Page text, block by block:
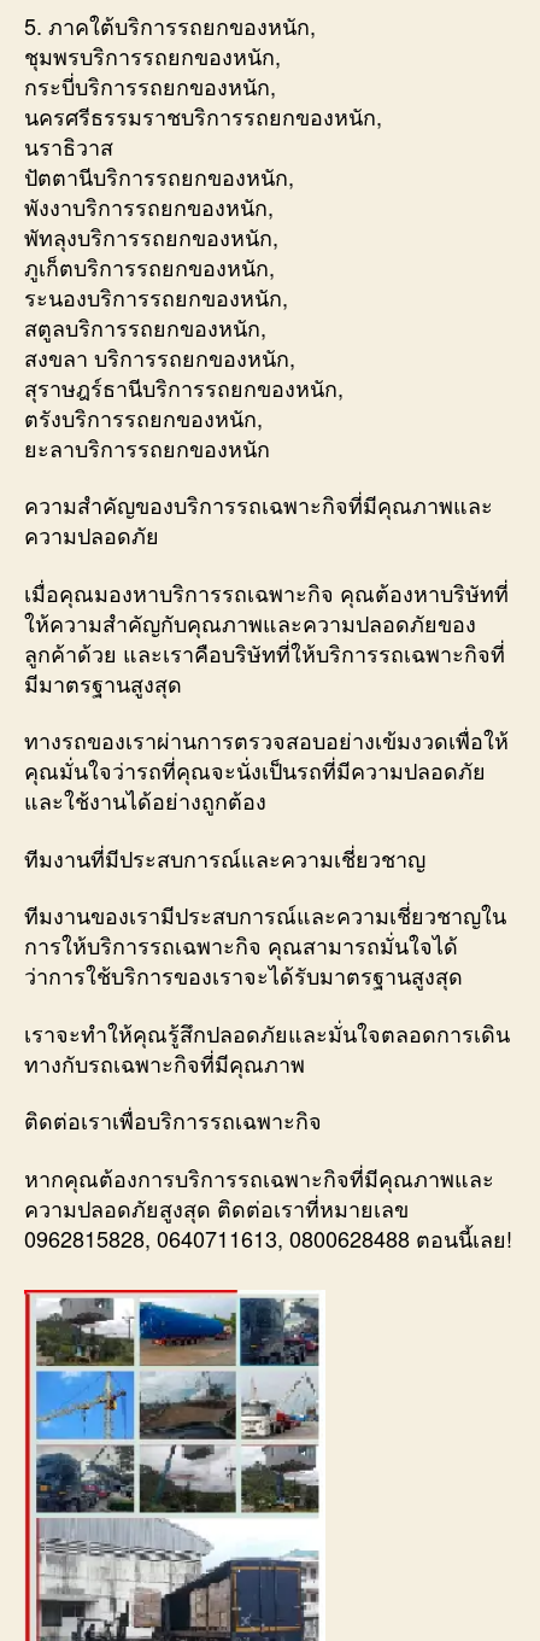
5. ภาคใต้บริการรถยกของหนัก,
ชุมพรบริการรถยกของหนัก,
กระบี่บริการรถยกของหนัก,
นครศรีธรรมราชบริการรถยกของหนัก,
นราธิวาส
ปัตตานีบริการรถยกของหนัก,
พังงาบริการรถยกของหนัก,
พัทลุงบริการรถยกของหนัก,
ภูเก็ตบริการรถยกของหนัก,
ระนองบริการรถยกของหนัก,
สตูลบริการรถยกของหนัก,
สงขลา บริการรถยกของหนัก,
สุราษฎร์ธานีบริการรถยกของหนัก,
ตรังบริการรถยกของหนัก,
ยะลาบริการรถยกของหนัก
ความสำคัญของบริการรถเฉพาะกิจที่มีคุณภาพและ
ความปลอดภัย
เมื่อคุณมองหาบริการรถเฉพาะกิจ คุณต้องหาบริษัทที่
ให้ความสำคัญกับคุณภาพและความปลอดภัยของ
ลูกค้าด้วย และเราคือบริษัทที่ให้บริการรถเฉพาะกิจที่
มีมาตรฐานสูงสุด
ทางรถของเราผ่านการตรวจสอบอย่างเข้มงวดเพื่อให้
คุณมั่นใจว่ารถที่คุณจะนั่งเป็นรถที่มีความปลอดภัย
และใช้งานได้อย่างถูกต้อง
ทีมงานที่มีประสบการณ์และความเชี่ยวชาญ
ทีมงานของเรามีประสบการณ์และความเชี่ยวชาญใน
การให้บริการรถเฉพาะกิจ คุณสามารถมั่นใจได้
ว่าการใช้บริการของเราจะได้รับมาตรฐานสูงสุด
เราจะทำให้คุณรู้สึกปลอดภัยและมั่นใจตลอดการเดิน
ทางกับรถเฉพาะกิจที่มีคุณภาพ
ติดต่อเราเพื่อบริการรถเฉพาะกิจ
หากคุณต้องการบริการรถเฉพาะกิจที่มีคุณภาพและ
ความปลอดภัยสูงสุด ติดต่อเราที่หมายเลข
0962815828, 0640711613, 0800628488 ตอนนี้เลย!